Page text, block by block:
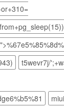
t5wevr7j/